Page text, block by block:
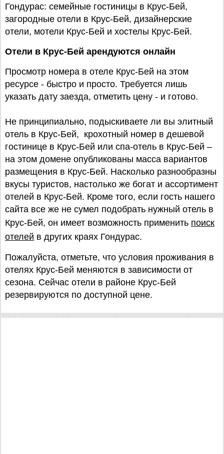
Гондурас: семейные гостиницы в Крус-Бей,
загородные отели в Крус-Бей, дизайнерские
отели, мотели Крус-Бей и хостелы Крус-Бей.
Отели в Крус-Бей арендуются онлайн
Просмотр номера в отеле Крус-Бей на этом
ресурсе - быстро и просто. Требуется лишь
указать дату заезда, отметить цену - и готово.
Не принципиально, подыскиваете ли вы элитный
отель в Крус-Бей, крохотный номер в дешевой
гостинице в Крус-Бей или спа-отель в Крус-Бей –
на этом домене опубликованы масса вариантов
размещения в Крус-Бей. Насколько разнообразны
вкусы туристов, настолько же богат и ассортимент
отелей в Крус-Бей. Кроме того, если гость нашего
сайта все же не сумел подобрать нужный отель в
Крус-Бей, он имеет возможность применить поиск
отелей в других краях Гондурас.
Пожалуйста, отметьте, что условия проживания в
отелях Крус-Бей меняются в зависимости от
сезона. Сейчас отели в районе Крус-Бей
резервируются по доступной цене.